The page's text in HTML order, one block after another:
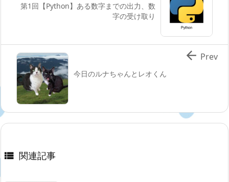
第1回【Python】ある数字までの出力、数
字の受け取り
今日のルナちゃんとレオくん
 Prev
 関連記事